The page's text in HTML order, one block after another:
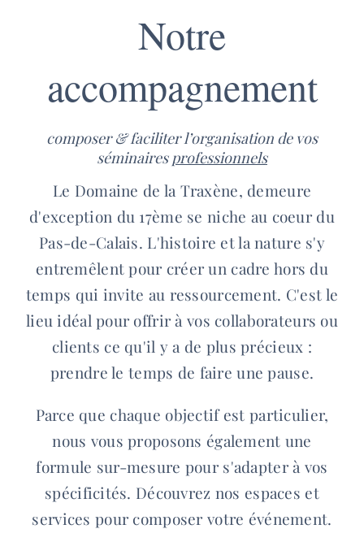
Notre
accompagnement
composer&faciliterl’organisation de vos
séminaires professionnels
Le Domaine de la Traxène, demeure
d'exception du 17ème se niche au coeur du
Pas-de-Calais. L'histoire et la nature s'y
entremêlent pour créer un cadre hors du
temps qui invite au ressourcement. C'est le
lieu idéal pour offrir à vos collaborateurs ou
clients ce qu'il y a de plus précieux :
prendre le temps de faire une pause.
Parce que chaque objectif est particulier,
nous vous proposons également une
formule sur-mesure pour s'adapter à vos
spécificités. Découvrez nos espaces et
services pour composer votre événement.